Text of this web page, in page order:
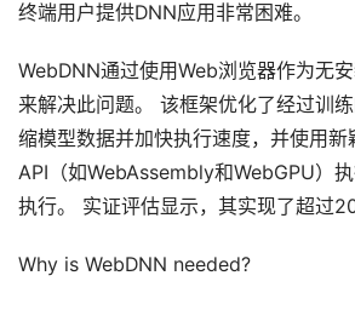
终端用户提供DNN应用非常困难。
WebDNN通过使用Web浏览器作为无
来解决此问题。 该框架优化了经过训
缩模型数据并加快执行速度，并使用
API（如WebAssembly和WebGPU）
执行。 实证评估显示，其实现了超过
Why is WebDNN needed?